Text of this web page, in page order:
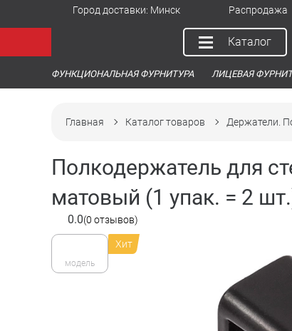
Город доставки: Минск Распродажа
Каталог
ФУНКЦИОНАЛЬНАЯ ФУРНИТУРА ЛИЦЕВАЯ
Главная Каталог товаров Держатели.
Полкодержатель для
матовый (1 упак. = 2
0.0(0 отзывов)
модель
Хит